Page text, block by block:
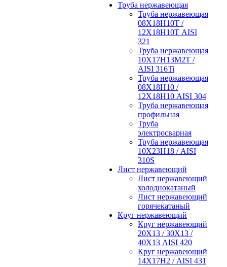
Труба нержавеющая
Труба нержавеющая
08Х18Н10Т /
12Х18Н10Т AISI
321
Труба нержавеющая
10Х17Н13М2Т /
AISI 316Ti
Труба нержавеющая
08Х18Н10 /
12Х18Н10 AISI 304
Труба нержавеющая
профильная
Труба
электросварная
Труба нержавеющая
10Х23Н18 / AISI
310S
Лист нержавеющий
Лист нержавеющий
холоднокатаный
Лист нержавеющий
горячекатаный
Круг нержавеющий
Круг нержавеющий
20Х13 / 30Х13 /
40Х13 AISI 420
Круг нержавеющий
14Х17Н2 / AISI 431